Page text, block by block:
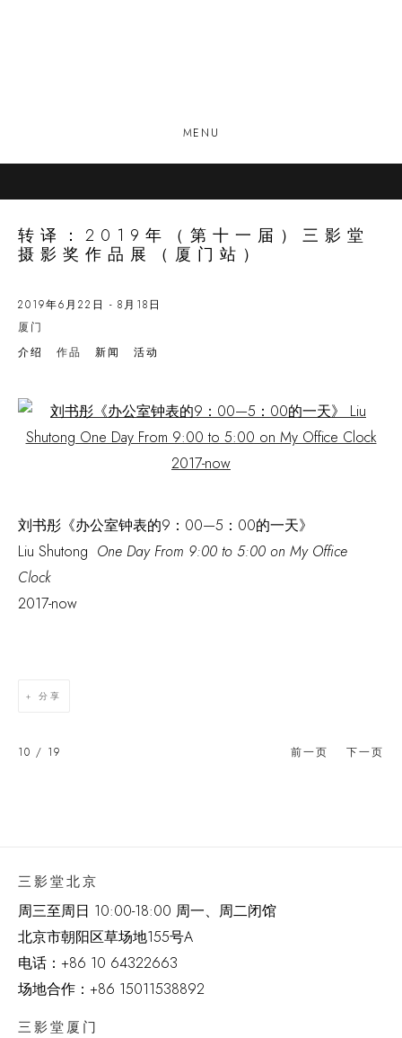
MENU
转译：2019年（第十一届）三影堂
摄影奖作品展（厦门站）
2019年6月22日 - 8月18日
厦门
介绍
作品 新闻 活动
Open a larger version of the following image in a popup:
刘书彤《办公室钟表的9：00—5：00的一天》
Liu Shutong One Day From 9:00 to 5:00 on My Office
Clock
2017-now
分享
前一页 下一页
10 / 19
三影堂北京
周三至周日 10:00-18:00 周一、周二闭馆
北京市朝阳区草场地155号A
电话： +86 10 64322663
场地合作：+86 15011538892
三影堂厦门